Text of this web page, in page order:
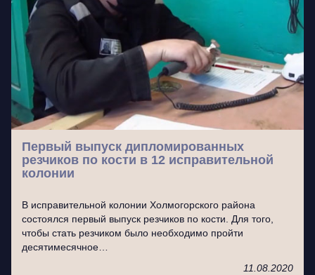
Первый выпуск дипломированных
резчиков по кости в 12 исправительной
колонии
В исправительной колонии Холмогорского района
состоялся первый выпуск резчиков по кости. Для того,
чтобы стать резчиком было необходимо пройти
десятимесячное…
11.08.2020